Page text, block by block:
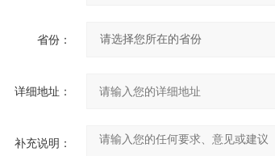
省份：
详细地址：
补充说明：